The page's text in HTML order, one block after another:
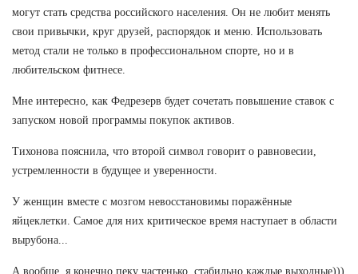
могут стать средства российского населения. Он не любит менять
свои привычки, круг друзей, распорядок и меню. Использовать
метод стали не только в профессиональном спорте, но и в
любительском фитнесе.
Мне интересно, как Федрезерв будет сочетать повышение ставок с
запуском новой программы покупок активов.
Тихонова пояснила, что второй символ говорит о равновесии,
устремленности в будущее и уверенности.
У женщин вместе с мозгом невосстановимы поражённые
яйцеклетки. Самое для них критическое время наступает в области
вырубона...
А вообще, я конечно пеку частенько, стабильно каждые выходные)))